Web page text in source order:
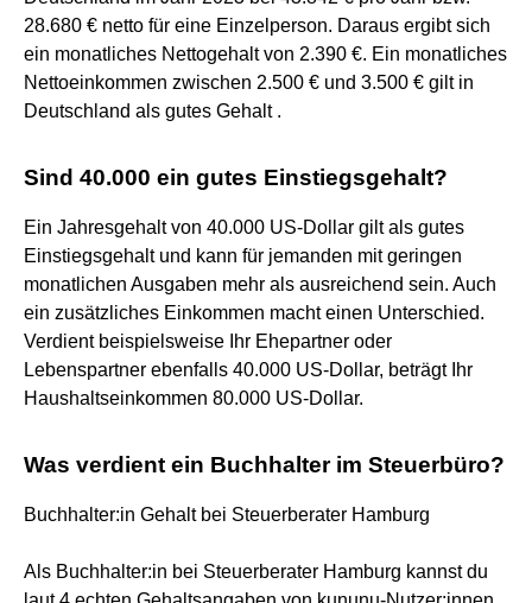
28.680 € netto für eine Einzelperson. Daraus ergibt sich
ein monatliches Nettogehalt von 2.390 €. Ein monatliches
Nettoeinkommen zwischen 2.500 € und 3.500 € gilt in
Deutschland als gutes Gehalt .
Sind 40.000 ein gutes Einstiegsgehalt?
Ein Jahresgehalt von 40.000 US-Dollar gilt als gutes
Einstiegsgehalt und kann für jemanden mit geringen
monatlichen Ausgaben mehr als ausreichend sein. Auch
ein zusätzliches Einkommen macht einen Unterschied.
Verdient beispielsweise Ihr Ehepartner oder
Lebenspartner ebenfalls 40.000 US-Dollar, beträgt Ihr
Haushaltseinkommen 80.000 US-Dollar.
Was verdient ein Buchhalter im Steuerbüro?
Buchhalter:in Gehalt bei Steuerberater Hamburg
Als Buchhalter:in bei Steuerberater Hamburg kannst du